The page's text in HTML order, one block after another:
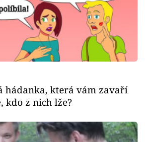
hádanka, která vám zavaří
kdo z nich lže?